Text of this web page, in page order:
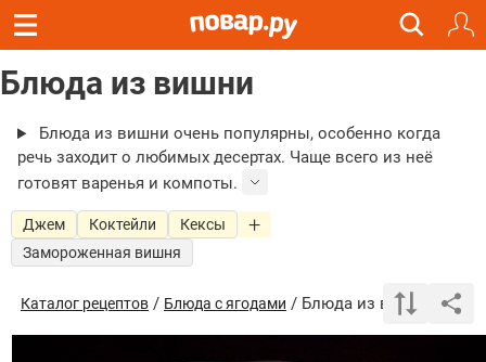
Блюда из вишни
Блюда из вишни очень популярны, особенно когда
речь заходит о любимых десертах. Чаще всего из неё
готовят варенья и компоты.
Джем Коктейли
Кексы
Замороженная вишня
Каталог рецептов / Блюда с ягодами / Блюда из вишни